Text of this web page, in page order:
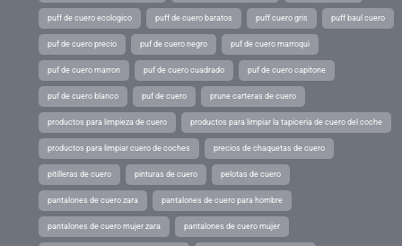
puff de cuero ecologico puff de cuero baratos puff cuero gris puff baul cuero
puf de cuero precio puf de cuero negro puf de cuero marroqui
puf de cuero marron puf de cuero cuadrado puf de cuero capitone
puf de cuero blanco puf de cuero prune carteras de cuero
productos para limpieza de cuero productos para limpiar la tapiceria de cuero del coche
productos para limpiar cuero de coches precios de chaquetas de cuero
pitilleras de cuero pinturas de cuero pelotas de cuero
pantalones de cuero zara pantalones de cuero para hombre
pantalones de cuero mujer zara pantalones de cuero mujer